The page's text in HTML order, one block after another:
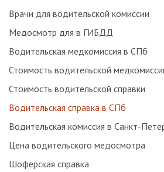
Врачи для водительской комиссии
Медосмотр для в ГИБДД
Водительская медкомиссия в СПб
Стоимость водительской
Стоимость водительской справки
Водительская справка в СПб
Водительская комиссия в Санкт-
Цена водительского медосмотра
Шоферская справка